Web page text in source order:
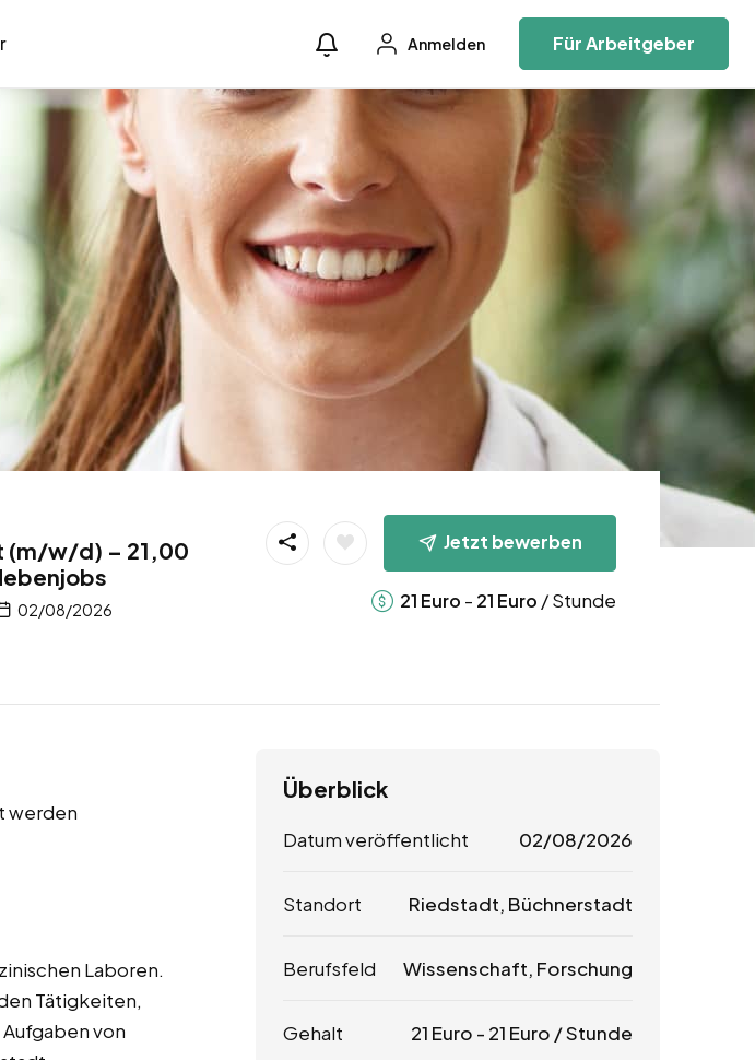
Anmelden Für Arbeitgeber
(m/w/d) – 21,00
02/08/2026
Jetzt bewerben
21 Euro - 21 Euro / Stunde
werden
Laboren.
Tätigkeiten,
von
Überblick
Datum veröffentlicht 02/08/2026
Standort Riedstadt, Büchnerstadt
Berufsfeld Wissenschaft, Forschung
Gehalt 21 Euro - 21 Euro / Stunde